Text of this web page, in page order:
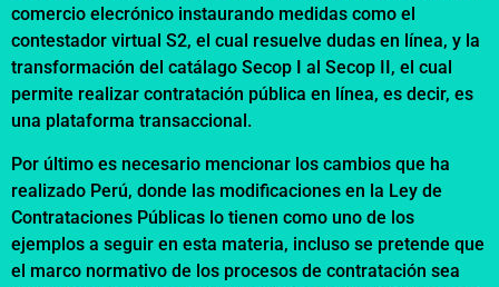
comercio elecrónico instaurando medidas como el
contestador virtual S2, el cual resuelve dudas en línea, y la
transformación del catálago Secop I al Secop II, el cual
permite realizar contratación pública en línea, es decir, es
una plataforma transaccional.
Por último es necesario mencionar los cambios que ha
realizado Perú, donde las modificaciones en la Ley de
Contrataciones Públicas lo tienen como uno de los
ejemplos a seguir en esta materia, incluso se pretende que
el marco normativo de los procesos de contratación sea